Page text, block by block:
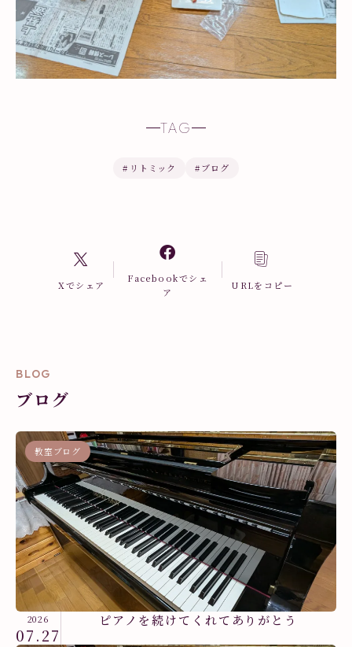
TAG
# リトミック #ブログ
Xでシェア
Facebookでシェ
ア
URLをコピー
BLOG
ブログ
教室ブログ
2026
07.27
ピアノを続けてくれてありがとう